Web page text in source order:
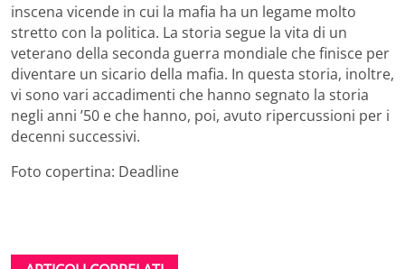
inscena vicende in cui la mafia ha un legame molto
stretto con la politica. La storia segue la vita di un
veterano della seconda guerra mondiale che finisce per
diventare un sicario della mafia. In questa storia, inoltre,
vi sono vari accadimenti che hanno segnato la storia
negli anni ’50 e che hanno, poi, avuto ripercussioni per i
decenni successivi.
Foto copertina: Deadline